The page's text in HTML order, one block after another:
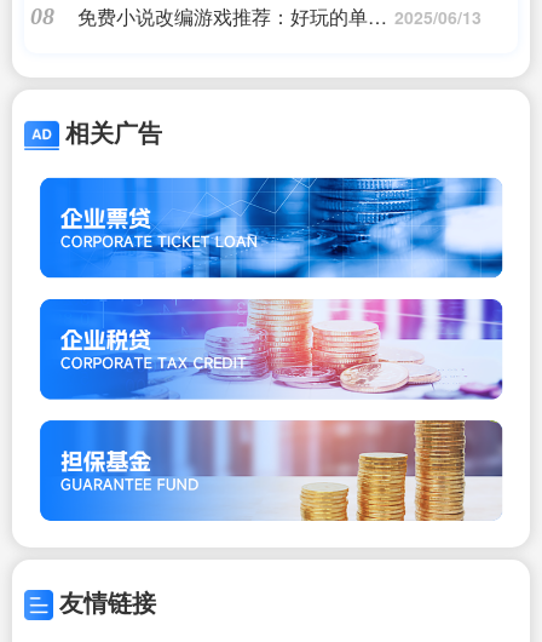
08
免费小说改编游戏推荐：好玩的单机 2025/06/13
相关广告
友情链接